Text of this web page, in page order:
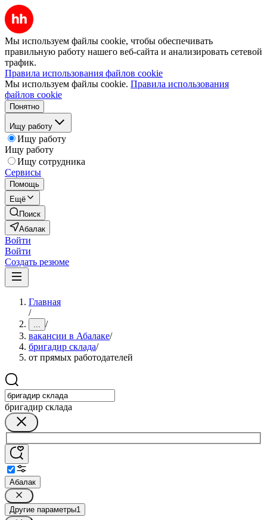
Мы используем файлы cookie, чтобы обеспечивать
правильную работу нашего веб-сайта и анализировать сетевой
трафик.
Правила использования файлов cookie
Мы используем файлы cookie. Правила использования
файлов cookie
Понятно
Ищу работу
Ищу работу
Ищу работу
Ищу сотрудника
Сервисы
Помощь
Ещё
Поиск
Абалак
Войти
Войти
Создать резюме
Главная
/
... /
вакансии в Абалаке/
бригадир склада/
от прямых работодателей
бригадир склада
Абалак
Другие параметры1